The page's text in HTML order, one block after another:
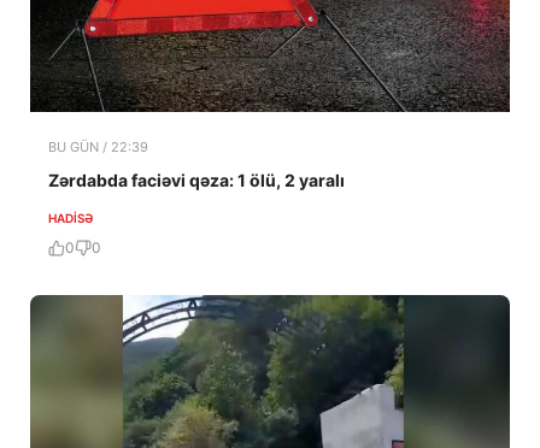
BU GÜN / 22:39
Zərdabda faciəvi qəza: 1 ölü, 2 yaralı
HADISƏ
0 0